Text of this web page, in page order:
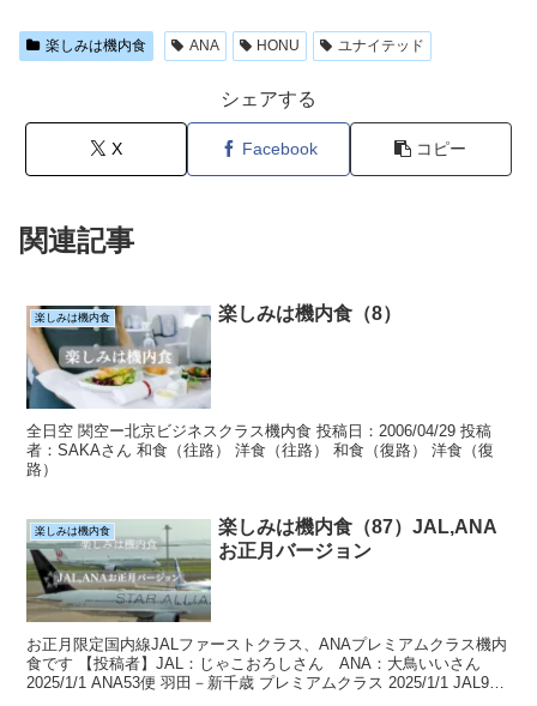
楽しみは機内食 ANA HONU ユナイテッド
シェアする
X Facebook コピー
関連記事
楽しみは機内食 楽しみは機内食（8）
全日空 関空ー北京ビジネスクラス機内食 投稿日：2006/04/29 投稿
者：SAKAさん 和食（往路） 洋食（往路） 和食（復路） 洋食（復
路）
楽しみは機内食
楽しみは機内食（87）JAL,ANA
お正月バージョン
お正月限定国内線JALファーストクラス、ANAプレミアムクラス機内
食です 【投稿者】JAL：じゃこおろしさん ANA：大鳥いいさん
2025/1/1 ANA53便 羽田－新千歳 プレミアムクラス 2025/1/1 JAL915